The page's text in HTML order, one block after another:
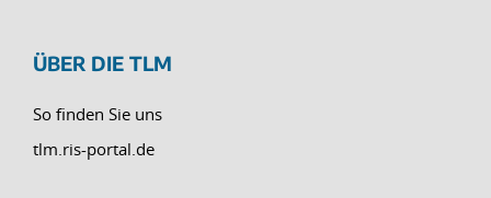
ÜBER DIE TLM
So finden Sie uns
tlm.ris-portal.de